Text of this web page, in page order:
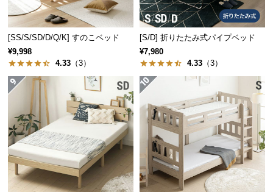
グ
企
業
報
[SS/S/SD/D/Q/K] すのこベッド
¥9,998
4.33 （3）
[S/D] 折りたたみ式パイプベッド
¥7,980
4.33 （3）